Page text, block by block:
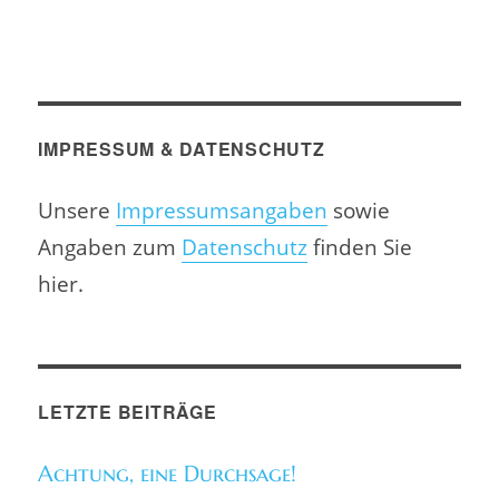
IMPRESSUM & DATENSCHUTZ
Unsere Impressumsangaben sowie
Angaben zum Datenschutzfinden Sie
hier.
LETZTE BEITRÄGE
Achtung, eine Durchsage!